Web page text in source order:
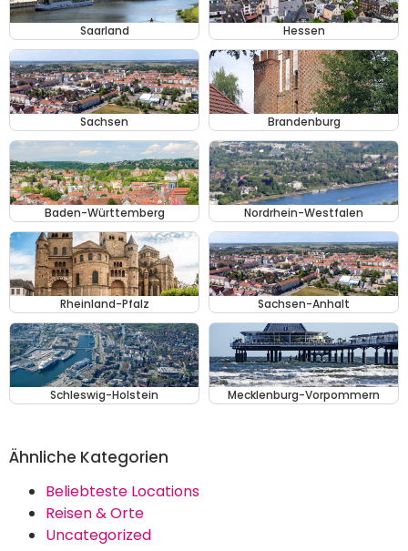
Saarland Hessen
Sachsen Brandenburg
Baden-Württemberg Nordrhein-Westfalen
Rheinland-Pfalz Sachsen-Anhalt
Schleswig-Holstein Mecklenburg-Vorpommern
Ähnliche Kategorien
Beliebteste Locations
Reisen & Orte
Uncategorized